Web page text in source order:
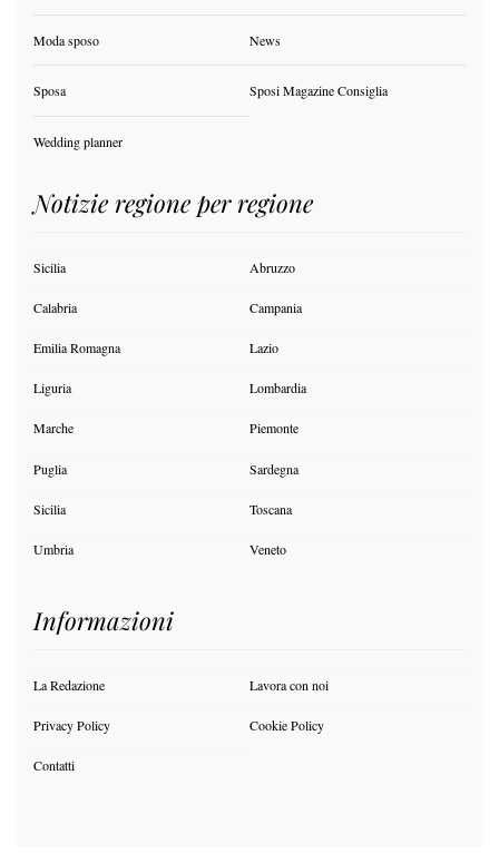
Moda sposo News
Sposa Sposi Magazine Consiglia
Wedding planner
Notizie regione per regione
Sicilia Abruzzo
Calabria Campania
Emilia Romagna Lazio
Liguria Lombardia
Marche Piemonte
Puglia Sardegna
Sicilia Toscana
Umbria Veneto
Informazioni
La Redazione Lavora con noi
Privacy Policy Cookie Policy
Contatti